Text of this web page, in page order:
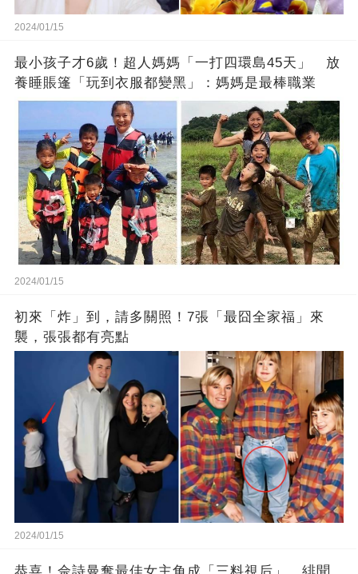
2024/01/15
最小孩子才6歲！超人媽媽「一打四環島45天」 放
養睡賬篷「玩到衣服都變黑」：媽媽是最棒職業
2024/01/15
初來「炸」到，請多關照！7張「最囧全家福」來
襲，張張都有亮點
2024/01/15